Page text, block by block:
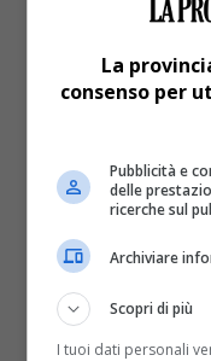
riempite di
commento
La
consenso per
Pubblicità e
delle
ricerche sul
Archiviare
Scopri di più
I tuoi dati personali